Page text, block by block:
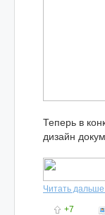
Теперь в
дизайн
Читать
+7